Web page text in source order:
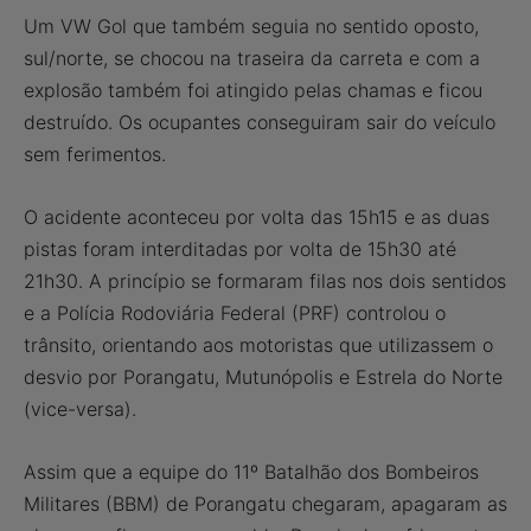
Um VW Gol que também seguia no sentido oposto,
sul/norte, se chocou na traseira da carreta e com a
explosão também foi atingido pelas chamas e ficou
destruído. Os ocupantes conseguiram sair do veículo
sem ferimentos.
O acidente aconteceu por volta das 15h15 e as duas
pistas foram interditadas por volta de 15h30 até
21h30. A princípio se formaram filas nos dois sentidos
e a Polícia Rodoviária Federal (PRF) controlou o
trânsito, orientando aos motoristas que utilizassem o
desvio por Porangatu, Mutunópolis e Estrela do Norte
(vice-versa).
Assim que a equipe do 11º Batalhão dos Bombeiros
Militares (BBM) de Porangatu chegaram, apagaram as